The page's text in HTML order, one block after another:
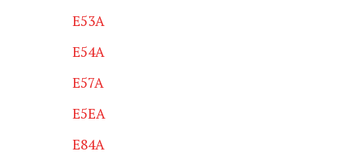
E53A
E54A
E57A
E5EA
E84A